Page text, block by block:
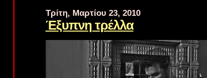
Τρίτη, Μαρτίου 23, 2010
Έξυπνη τρέλλα